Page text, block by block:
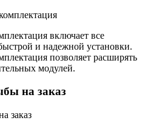
включает все
и надежной установки.
позволяет расширять
модулей.
на заказ